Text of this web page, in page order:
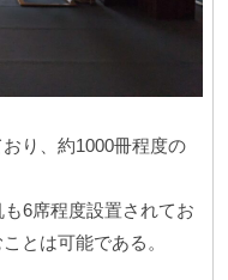
り、約1000冊程度の
6席程度設置されてお
とは可能である。